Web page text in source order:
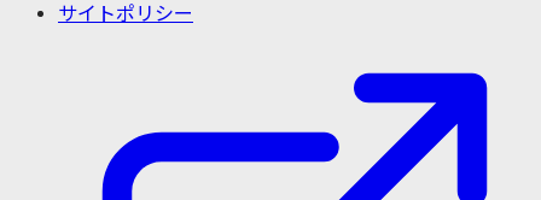
サイトポリシー